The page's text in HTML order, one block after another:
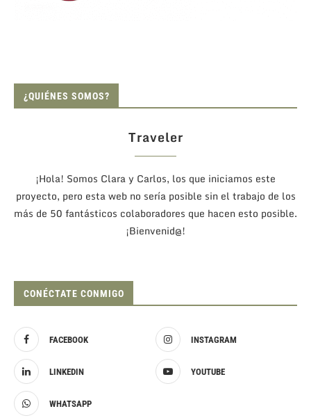
¿QUIÉNES SOMOS?
Traveler
¡Hola! Somos Clara y Carlos, los que iniciamos este
proyecto, pero esta web no sería posible sin el trabajo de los
más de 50 fantásticos colaboradores que hacen esto posible.
¡Bienvenid@!
CONÉCTATE CONMIGO
FACEBOOK INSTAGRAM
LINKEDIN YOUTUBE
WHATSAPP